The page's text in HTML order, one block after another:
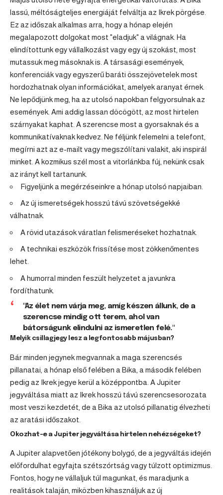
lassú, méltóságteljes energiáját felváltja az Ikrek pörgése.
Ez az időszak alkalmas arra, hogy a hónap elején
megalapozott dolgokat most "eladjuk" a világnak. Ha
elindítottunk egy vállalkozást vagy egy új szokást, most
mutassuk meg másoknak is. A társasági események,
konferenciák vagy egyszerű baráti összejövetelek most
hordozhatnak olyan információkat, amelyek aranyat érnek.
Ne lepődjünk meg, ha az utolsó napokban felgyorsulnak az
események. Ami addig lassan döcögött, az most hirtelen
szárnyakat kaphat. A szerencse most a gyorsaknak és a
kommunikatívaknak kedvez. Ne féljünk felemelni a telefont,
megírni azt az e-mailt vagy megszólítani valakit, aki inspirál
minket. A kozmikus szél most a vitorlánkba fúj, nekünk csak
az irányt kell tartanunk.
Figyeljünk a megérzéseinkre a hónap utolsó napjaiban.
Az új ismeretségek hosszú távú szövetségekké
válhatnak.
A rövid utazások váratlan felismeréseket hozhatnak.
A technikai eszközök frissítése most zökkenőmentes
lehet.
A humorral minden feszült helyzetet a javunkra
fordíthatunk.
"Az élet nem várja meg, amíg készen állunk, de a
szerencse mindig ott terem, ahol van
bátorságunk elindulni az ismeretlen felé."
Melyik csillagjegy lesz a legfontosabb májusban?
Bár minden jegynek megvannak a maga szerencsés
pillanatai, a hónap első felében a Bika, a második felében
pedig az Ikrek jegye kerül a középpontba. A Jupiter
jegyváltása miatt az Ikrek hosszú távú szerencsesorozata
most veszi kezdetét, de a Bika az utolsó pillanatig élvezheti
az aratási időszakot.
Okozhat-e a Jupiter jegyváltása hirtelen nehézségeket?
A Jupiter alapvetően jótékony bolygó, de a jegyváltás idején
előfordulhat egyfajta szétszórtság vagy túlzott optimizmus.
Fontos, hogy ne vállaljuk túl magunkat, és maradjunk a
realitások talaján, miközben kihasználjuk az új